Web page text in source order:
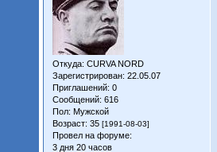
Откуда: CURVA NORD
Зарегистрирован: 22.05.07
Приглашений: 0
Сообщений: 616
Пол: Мужской
Возраст: 35 [1991-08-03]
Провел на форуме:
3 дня 20 часов